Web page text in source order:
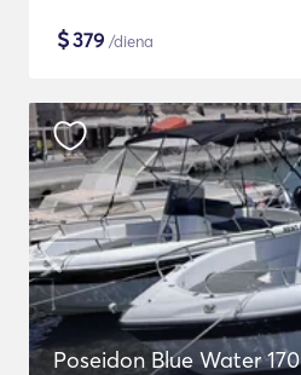
$379 /diena
Poseidon Blue Water 170